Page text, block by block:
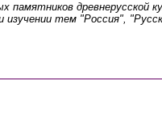
древнерусской
тем "Россия",